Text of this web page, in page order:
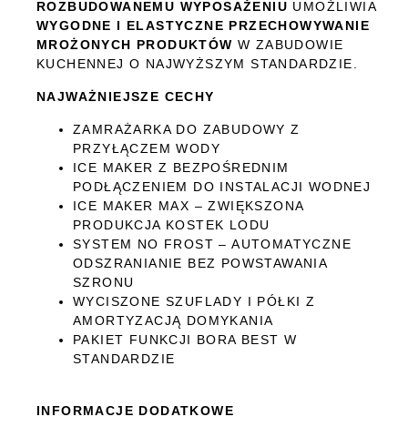
ROZBUDOWANEMU WYPOSAŻENIU UMOŻLIWIA
WYGODNE I ELASTYCZNE PRZECHOWYWANIE
MROŻONYCH PRODUKTÓW W ZABUDOWIE
KUCHENNEJ O NAJWYŻSZYM STANDARDZIE.
NAJWAŻNIEJSZE CECHY
ZAMRAŻARKA DO ZABUDOWY Z
PRZYŁĄCZEM WODY
ICE MAKER Z BEZPOŚREDNIM
PODŁĄCZENIEM DO INSTALACJI WODNEJ
ICE MAKER MAX – ZWIĘKSZONA
PRODUKCJA KOSTEK LODU
SYSTEM NO FROST – AUTOMATYCZNE
ODSZRANIANIE BEZ POWSTAWANIA
SZRONU
WYCISZONE SZUFLADY I PÓŁKI Z
AMORTYZACJĄ DOMYKANIA
PAKIET FUNKCJI BORA BEST W
STANDARDZIE
INFORMACJE DODATKOWE